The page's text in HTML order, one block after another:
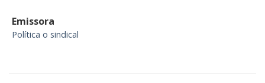
Emissora
Política o sindical